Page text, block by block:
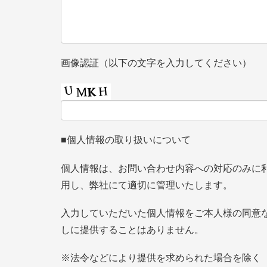
画像認証（以下の文字を入力してください）
■個人情報の取り扱いについて
個人情報は、お問い合わせ内容への対応のみに
用し、弊社にて適切に管理いたします。
入力していただいた個人情報をご本人様の同意
しに提供することはありません。
※法令などにより提供を求められた場合を除く